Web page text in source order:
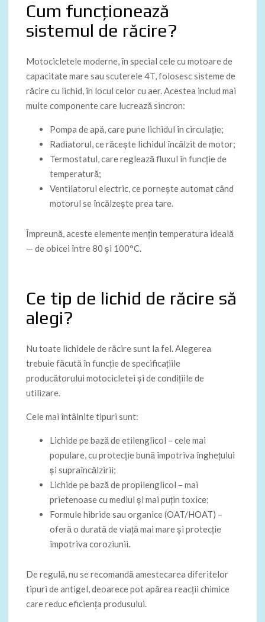
Cum funcționează
sistemul de răcire?
Motocicletele moderne, în special cele cu motoare de
capacitate mare sau scuterele 4T, folosesc sisteme de
răcire cu lichid, în locul celor cu aer. Acestea includ mai
multe componente care lucrează sincron:
Pompa de apă, care pune lichidul în circulație;
Radiatorul, ce răcește lichidul încălzit de motor;
Termostatul, care reglează fluxul în funcție de
temperatură;
Ventilatorul electric, ce pornește automat când
motorul se încălzește prea tare.
Împreună, aceste elemente mențin temperatura ideală
— de obicei între 80 și 100°C.
Ce tip de lichid de răcire să
alegi?
Nu toate lichidele de răcire sunt la fel. Alegerea
trebuie făcută în funcție de specificațiile
producătorului motocicletei și de condițiile de
utilizare.
Cele mai întâlnite tipuri sunt:
Lichide pe bază de etilenglicol – cele mai
populare, cu protecție bună împotriva înghețului
și supraîncălzirii;
Lichide pe bază de propilenglicol – mai
prietenoase cu mediul și mai puțin toxice;
Formule hibride sau organice (OAT/HOAT) –
oferă o durată de viață mai mare și protecție
împotriva coroziunii.
De regulă, nu se recomandă amestecarea diferitelor
tipuri de antigel, deoarece pot apărea reacții chimice
care reduc eficiența produsului.